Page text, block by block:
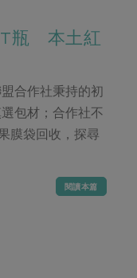
農糧
瓶 本土紅
合作社秉持的初
包材；合作社不
膜袋回收，探尋
閱讀本篇